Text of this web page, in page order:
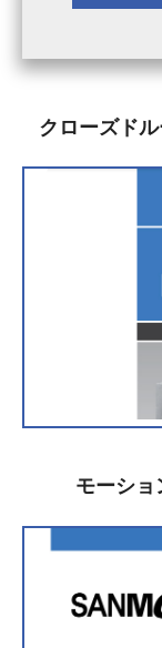
クローズド
モーショ